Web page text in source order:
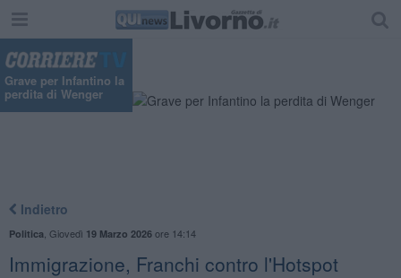
Grave per Infantino la
perdita di Wenger
Indietro
Politica Giovedì 19 Marzo 2026ore 14:14
Immigrazione, Franchi contro l'Hotspot